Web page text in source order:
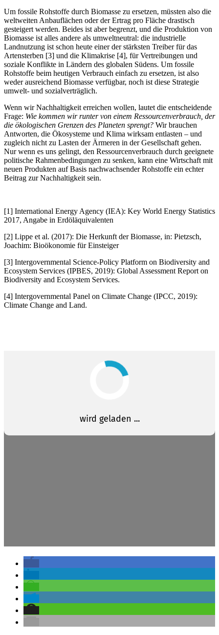
Um fossile Rohstoffe durch Biomasse zu ersetzen, müssten also die
weltweiten Anbauflächen oder der Ertrag pro Fläche drastisch
gesteigert werden. Beides ist aber begrenzt, und die Produktion von
Biomasse ist alles andere als umweltneutral: die industrielle
Landnutzung ist schon heute einer der stärksten Treiber für das
Artensterben [3] und die Klimakrise [4], für Vertreibungen und
soziale Konflikte in Ländern des globalen Südens. Um fossile
Rohstoffe beim heutigen Verbrauch einfach zu ersetzen, ist also
weder ausreichend Biomasse verfügbar, noch ist diese Strategie
umwelt- und sozialverträglich.
Wenn wir Nachhaltigkeit erreichen wollen, lautet die entscheidende
Frage: Wie kommen wir runter von einem Ressourcenverbrauch, der
die ökologischen Grenzen des Planeten sprengt? Wir brauchen
Antworten, die Ökosysteme und Klima wirksam entlasten – und
zugleich nicht zu Lasten der Ärmeren in der Gesellschaft gehen.
Nur wenn es uns gelingt, den Ressourcenverbrauch durch geeignete
politische Rahmenbedingungen zu senken, kann eine Wirtschaft mit
neuen Produkten auf Basis nachwachsender Rohstoffe ein echter
Beitrag zur Nachhaltigkeit sein.
[1] International Energy Agency (IEA): Key World Energy Statistics
2017, Angabe in Erdöläquivalenten
[2] Lippe et al. (2017): Die Herkunft der Biomasse, in: Pietzsch,
Joachim: Bioökonomie für Einsteiger
[3] Intergovernmental Science-Policy Platform on Biodiversity and
Ecosystem Services (IPBES, 2019): Global Assessment Report on
Biodiversity and Ecosystem Services.
[4] Intergovernmental Panel on Climate Change (IPCC, 2019):
Climate Change and Land.